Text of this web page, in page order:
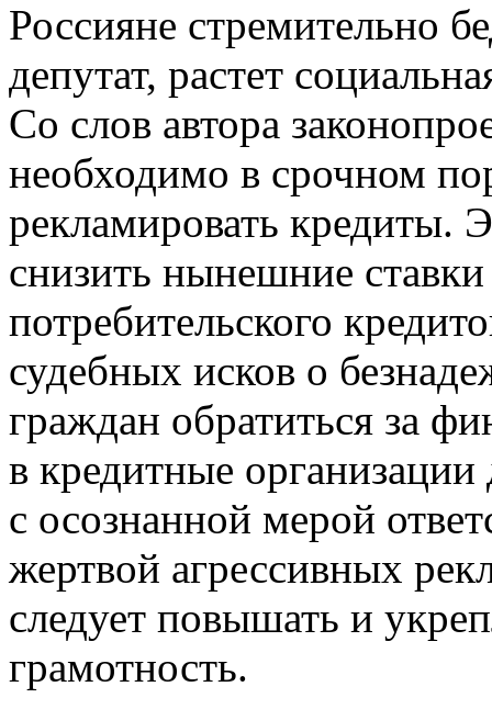
Россияне стремительно
депутат, растет
Со слов автора
необходимо в срочном
рекламировать кредиты.
снизить нынешние
потребительского
судебных исков о
граждан обратиться за
в кредитные
с осознанной мерой
жертвой агрессивных
следует повышать и
грамотность.